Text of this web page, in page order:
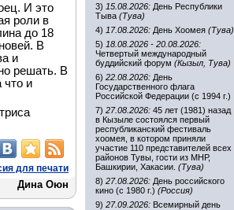
И это
роли в
до 18
В
и
решать. В
что и
для печати
Дина Оюн
3) 15.08.2026: День Республики
Тыва (Тува)
4) 17.08.2026: День Хоомея (Тува)
5) 18.08.2026 - 20.08.2026:
Четвертый международный
буддийский форум (Кызыл, Тува)
6) 22.08.2026: День
Государственного флага
Российской Федерации (с 1994 г.)
7) 27.08.2026: 45 лет (1981) назад
в Кызыле состоялся первый
республиканский фестиваль
хоомея, в котором приняли
участие 110 представителей всех
районов Тувы, гости из МНР,
Башкирии, Хакасии. (Тува)
8) 27.08.2026: День российского
кино (с 1980 г.) (Россия)
9) 27.09.2026: Всемирный день